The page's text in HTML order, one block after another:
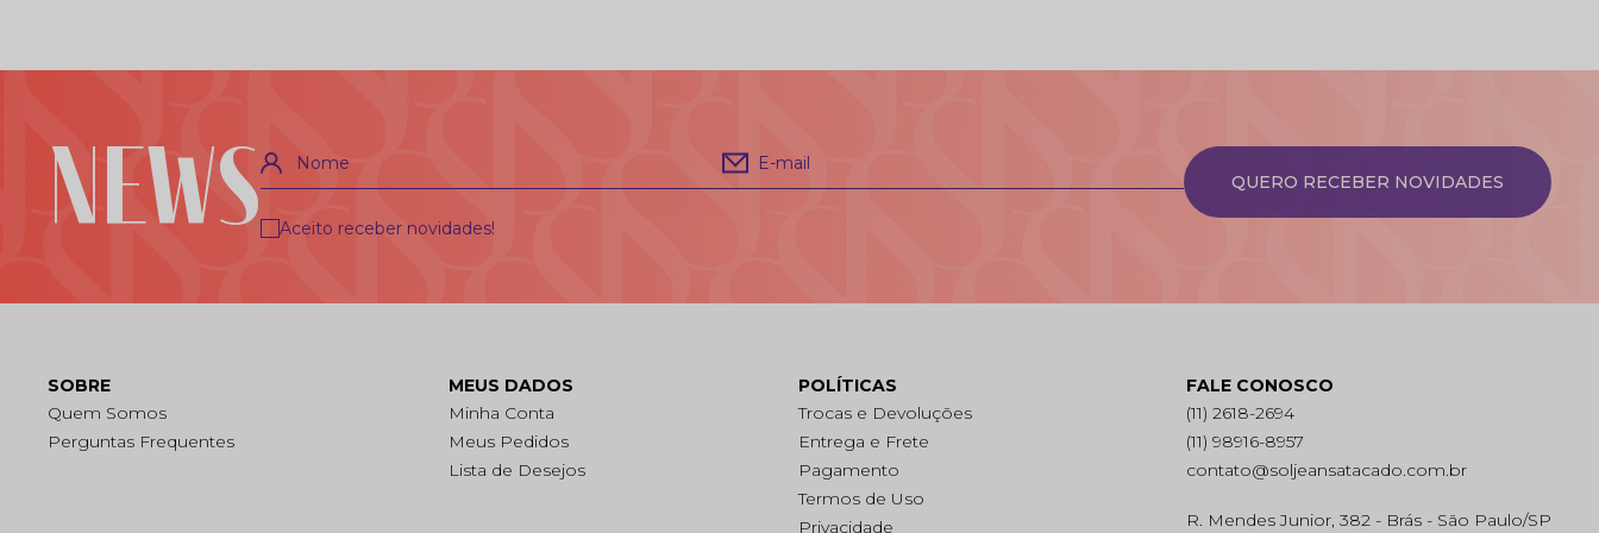
NEWS Nome
E-mail
QUERO RECEBER NOVIDADES
Aceito receber novidades!
SOBRE
Quem Somos
Perguntas Frequentes
MEUS DADOS
Minha Conta
Meus Pedidos
Lista de Desejos
POLÍTICAS
Trocas e Devoluções
Entrega e Frete
Pagamento
Termos de Uso
Privacidade
FALE CONOSCO
(11) 2618-2694
(11) 98916-8957
contato@soljeansatacado.com.br
R. Mendes Junior, 382 - Brás - São Paulo/SP